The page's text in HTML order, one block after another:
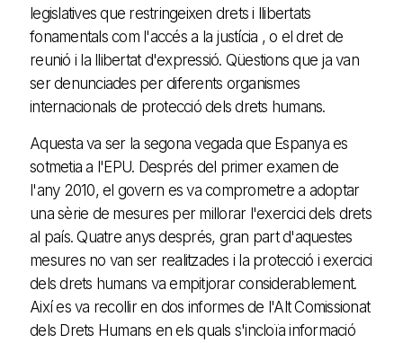
legislatives que restringeixen drets i llibertats
fonamentals com l'accés a la justícia , o el dret de
reunió i la llibertat d'expressió. Qüestions que ja van
ser denunciades per diferents organismes
internacionals de protecció dels drets humans.
Aquesta va ser la segona vegada que Espanya es
sotmetia a l'EPU. Després del primer examen de
l'any 2010, el govern es va comprometre a adoptar
una sèrie de mesures per millorar l'exercici dels drets
al país. Quatre anys després, gran part d'aquestes
mesures no van ser realitzades i la protecció i exercici
dels drets humans va empitjorar considerablement.
Així es va recollir en dos informes de l'Alt Comissionat
dels Drets Humans en els quals s'incloïa informació